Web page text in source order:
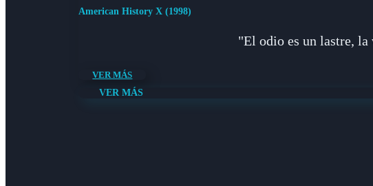
American History X (1998)
"El odio es un lastre, la
VER MÁS
VER MÁS